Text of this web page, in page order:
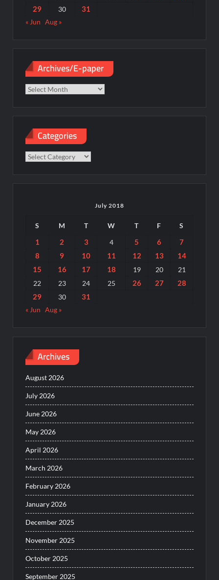
29
30 31
« Jun Aug »
Archives/E-paper
Categories
Categories
July 2018
S M T W T F S
1 2 3 4 5 6
7
8
9 10 11 12 13
14
15
16 17 18 19 20
21
22
23 24 25 26 27
28
29
30 31
« Jun Aug »
Archives
August 2026
July 2026
June 2026
May 2026
April 2026
March 2026
February 2026
January 2026
December 2025
November 2025
October 2025
September 2025